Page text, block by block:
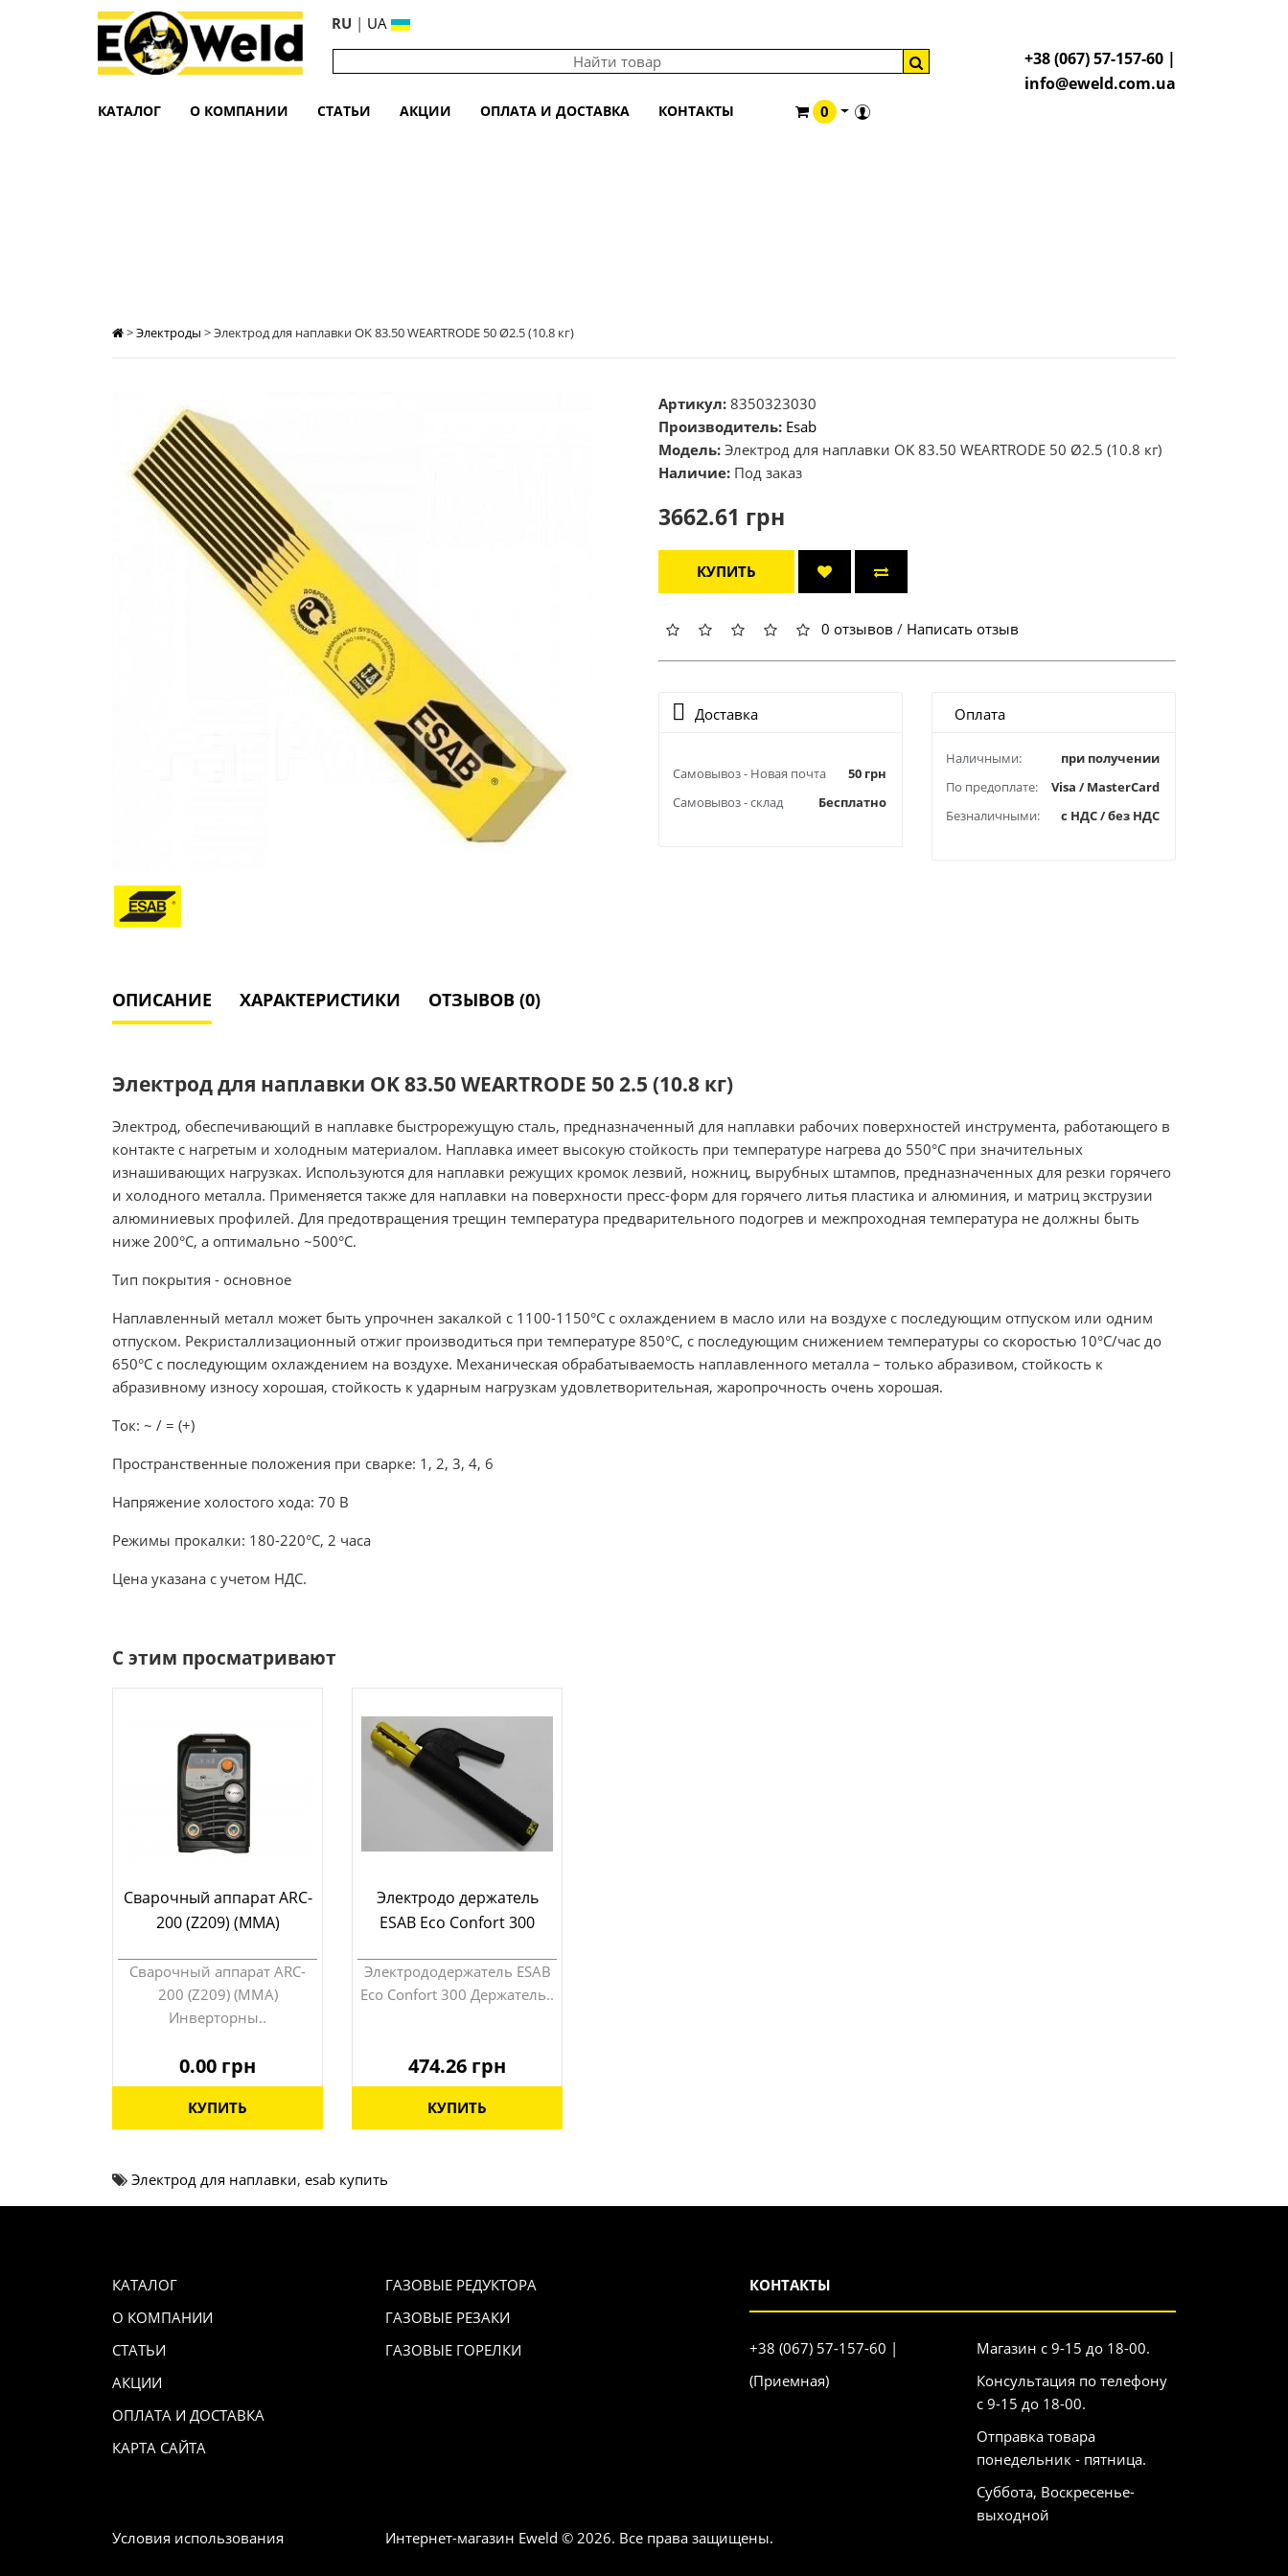
RU | UA
КАТАЛОГ О КОМПАНИИ СТАТЬИ АКЦИИ ОПЛАТА И ДОСТАВКА КОНТАКТЫ 0
+38 (067) 57-157-60 |
info@eweld.com.ua
>Электроды >Электрод для наплавки OK 83.50 WEARTRODE 50 Ø2.5 (10.8 кг)
Артикул: 8350323030
Производитель: Esab
Модель: Электрод для наплавки OK 83.50 WEARTRODE 50 Ø2.5 (10.8 кг)
Наличие: Под заказ
3662.61 грн
КУПИТЬ
0 отзывов / Написать отзыв
Доставка
Самовывоз - Новая почта
50 грн
Самовывоз - склад
Бесплатно
Оплата
Наличными:
при получении
По предоплате:
Visa / MasterCard
Безналичными:
с НДС / без НДС
ОПИСАНИЕ ХАРАКТЕРИСТИКИ ОТЗЫВОВ (0)
Электрод для наплавки OK 83.50 WEARTRODE 50 2.5 (10.8 кг)
Электрод, обеспечивающий в наплавке быстрорежущую сталь, предназначенный для наплавки рабочих поверхностей инструмента, работающего в
контакте с нагретым и холодным материалом. Наплавка имеет высокую стойкость при температуре нагрева до 550°С при значительных
изнашивающих нагрузках. Используются для наплавки режущих кромок лезвий, ножниц, вырубных штампов, предназначенных для резки горячего
и холодного металла. Применяется также для наплавки на поверхности пресс-форм для горячего литья пластика и алюминия, и матриц экструзии
алюминиевых профилей. Для предотвращения трещин температура предварительного подогрев и межпроходная температура не должны быть
ниже 200°С, а оптимально ~500°С.
Тип покрытия - основное
Наплавленный металл может быть упрочнен закалкой с 1100-1150°С с охлаждением в масло или на воздухе с последующим отпуском или одним
отпуском. Рекристаллизационный отжиг производиться при температуре 850°С, с последующим снижением температуры со скоростью 10°С/час до
650°С с последующим охлаждением на воздухе. Механическая обрабатываемость наплавленного металла – только абразивом, стойкость к
абразивному износу хорошая, стойкость к ударным нагрузкам удовлетворительная, жаропрочность очень хорошая.
Ток: ~ / = (+)
Пространственные положения при сварке: 1, 2, 3, 4, 6
Напряжение холостого хода: 70 В
Режимы прокалки: 180-220°С, 2 часа
Цена указана с учетом НДС.
С этим просматривают
Сварочный аппарат ARC-
200 (Z209) (MMA)
Сварочный аппарат ARC-
200 (Z209) (MMA)
Инверторны..
0.00 грн
КУПИТЬ
Электродо держатель
ESAB Eco Confort 300
Электрододержатель ESAB
Eco Confort 300 Держатель..
474.26 грн
КУПИТЬ
Электрод для наплавки, esab купить
КАТАЛОГ
О КОМПАНИИ
СТАТЬИ
АКЦИИ
ОПЛАТА И ДОСТАВКА
КАРТА САЙТА
ГАЗОВЫЕ РЕДУКТОРА
ГАЗОВЫЕ РЕЗАКИ
ГАЗОВЫЕ ГОРЕЛКИ
КОНТАКТЫ
+38 (067) 57-157-60 |
(Приемная)
Магазин с 9-15 до 18-00.
Консультация по телефону
с 9-15 до 18-00.
Отправка товара
понедельник - пятница.
Суббота, Воскресенье-
выходной
Условия использования
Интернет-магазин Eweld © 2026. Все права защищены.